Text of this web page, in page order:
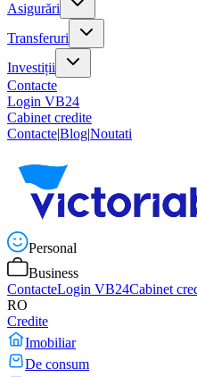
Asigurări
Transferuri
Investiții
Contacte
Login VB24
Cabinet credite
Contacte|Blog|Noutati
Personal
Business
ContacteLogin VB24Cabinet
RO
Credite
Imobiliar
De consum